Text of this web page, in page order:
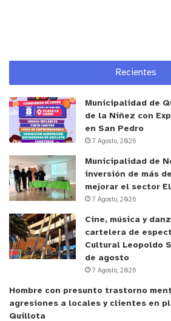
tiene y también cuáles son los
a conseguir con este
materiales e información,
mejorar un poco la idea que
invisibilizado el sector
explicó Chantal
Por su parte, Robert Godoy,
asociativo del Barrio Comercial
también se refirió a la
iniciativa.“Me parece súper
hay que comenzar
mancomunadamente para
la comuna La Ligua. Este es un
por ende, hay que
Recientes
Municipalidad de
de la Niñez con
en San Pedro
7 Agosto, 2026
Municipalidad de
inversión de más
mejorar el sector
7 Agosto, 2026
Cine, música y
cartelera de
Cultural Leopoldo
de agosto
7 Agosto, 2026
Hombre con presunto trastorno
agresiones a locales y clientes en
Quillota